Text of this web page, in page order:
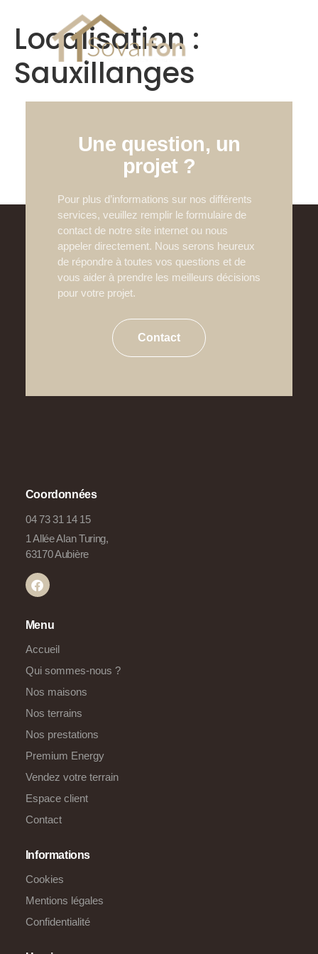
Localisation :
Sauxillanges
Une question, un
projet ?
Pour plus d’informations sur nos différents
services, veuillez remplir le formulaire de
contact de notre site internet ou nous
appeler directement. Nous serons heureux
de répondre à toutes vos questions et de
vous aider à prendre les meilleurs décisions
pour votre projet.
Contact
Coordonnées
04 73 31 14 15
1 Allée Alan Turing,
63170 Aubière
Menu
Accueil
Qui sommes-nous ?
Nos maisons
Nos terrains
Nos prestations
Premium Energy
Vendez votre terrain
Espace client
Contact
Informations
Cookies
Mentions légales
Confidentialité